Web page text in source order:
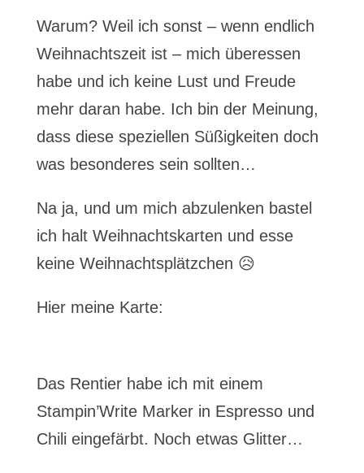
Warum? Weil ich sonst – wenn endlich
Weihnachtszeit ist – mich überessen
habe und ich keine Lust und Freude
mehr daran habe. Ich bin der Meinung,
dass diese speziellen Süßigkeiten doch
was besonderes sein sollten…
Na ja, und um mich abzulenken bastel
ich halt Weihnachtskarten und esse
keine Weihnachtsplätzchen 😥
Hier meine Karte:
Das Rentier habe ich mit einem
Stampin’Write Marker in Espresso und
Chili eingefärbt. Noch etwas Glitter…